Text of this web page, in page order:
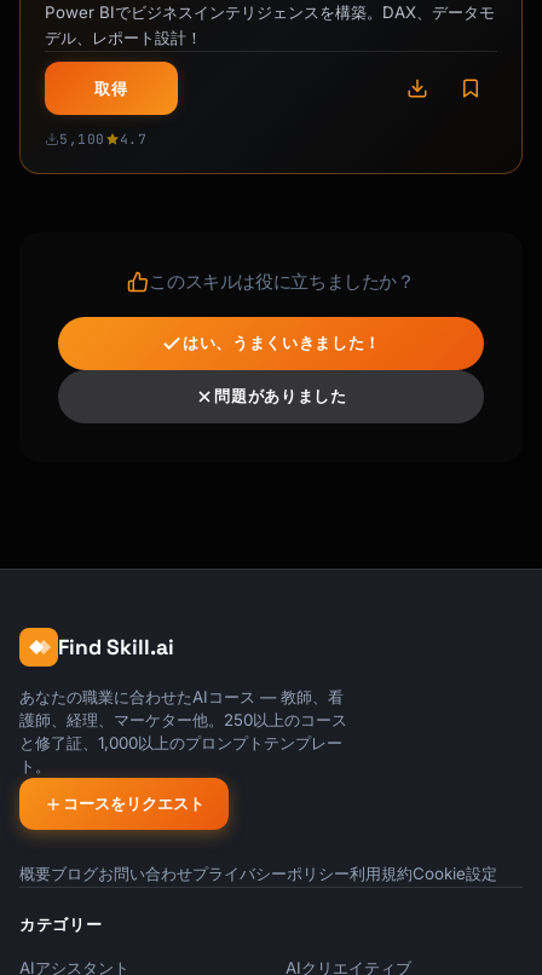
Power BIでビジネスインテリジェンスを構築。DAX、データモ
デル、レポート設計！
取得
5,100 4.7
このスキルは役に立ちましたか？
はい、うまくいきました！
問題がありました
Find Skill.ai
あなたの職業に合わせたAIコース — 教師、看
護師、経理、マーケター他。250以上のコース
と修了証、1,000以上のプロンプトテンプレー
ト。
コースをリクエスト
概要ブログお問い合わせプライバシーポリシー利用規約Cookie設定
カテゴリー
AIアシスタント AIクリエイティブ